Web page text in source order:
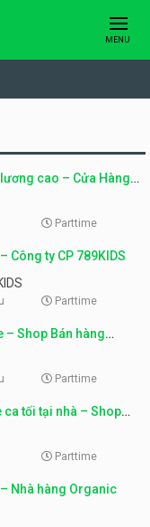
MENU
cao – Cửa Hàng
Parttime
Công ty CP 789KIDS
Parttime
– Shop Bán hàng
Parttime
tối tại nhà – Shop
Parttime
Nhà hàng Organic